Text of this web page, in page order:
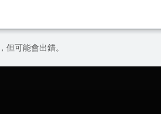
但可能會出錯。